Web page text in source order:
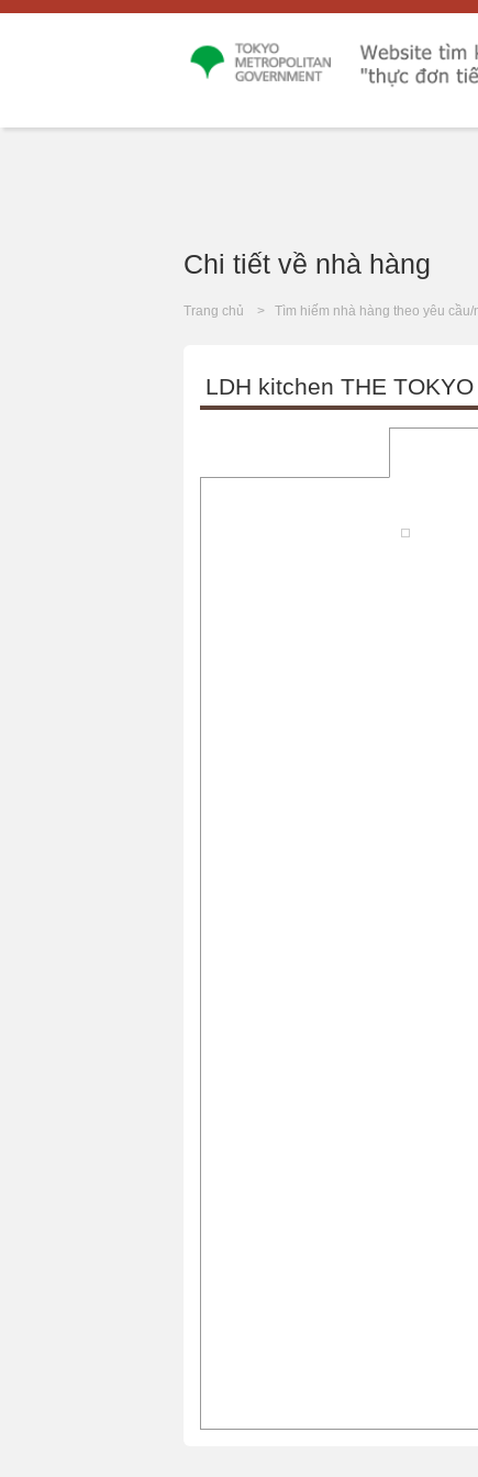
Chi tiết về nhà hàng
Trang chủ Tìm hiếm nhà hàng theo yêu cầu/
LDH kitchen THE